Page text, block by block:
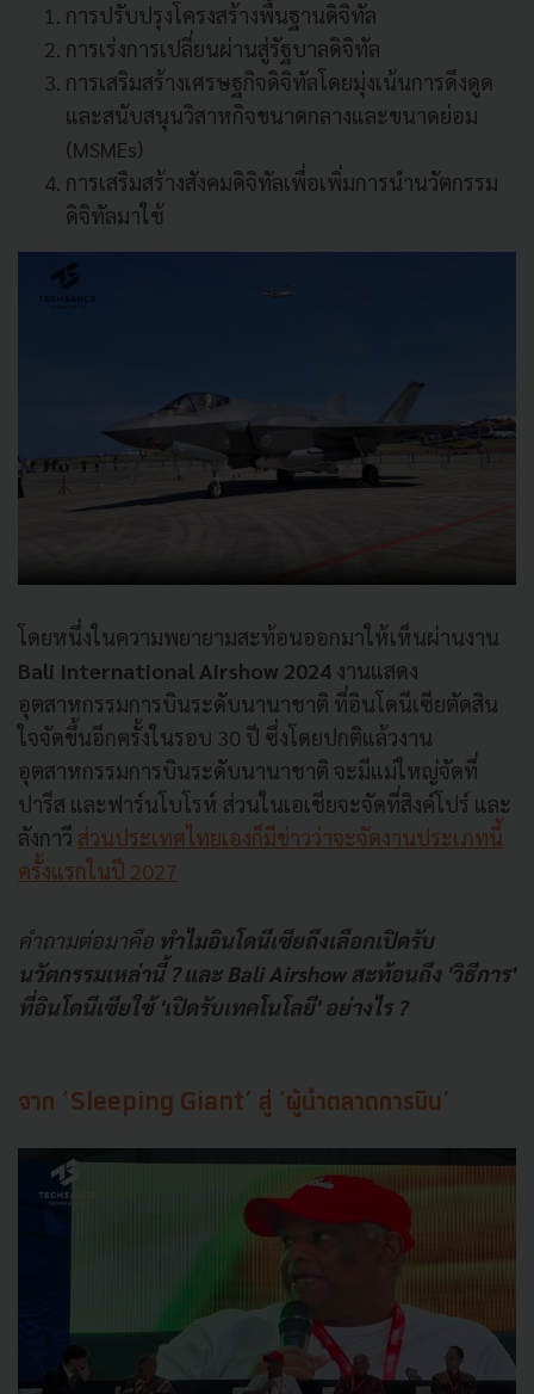
การปรับปรุงโครงสร้างพื้นฐานดิจิทัล
การเร่งการเปลี่ยนผ่านสู่รัฐบาลดิจิทัล
การเสริมสร้างเศรษฐกิจดิจิทัลโดยมุ่งเน้นการดึงดูด
และสนับสนุนวิสาหกิจขนาดกลางและขนาดย่อม
(MSMEs)
การเสริมสร้างสังคมดิจิทัลเพื่อเพิ่มการนำนวัตกรรม
ดิจิทัลมาใช้
โดยหนึ่งในความพยายามสะท้อนออกมาให้เห็นผ่านงาน
Bali International Airshow 2024 งานแสดง
อุตสาหกรรมการบินระดับนานาชาติ ที่อินโดนีเซียตัดสิน
ใจจัดขึ้นอีกครั้งในรอบ 30 ปี ซึ่งโดยปกติแล้วงาน
อุตสาหกรรมการบินระดับนานาชาติ จะมีแม่ใหญ่จัดที่
ปารีส และฟาร์นโบโรห์ ส่วนในเอเชียจะจัดที่สิงค์โปร์ และ
ลังกาวี ส่วนประเทศไทยเองก็มีข่าวว่าจะจัดงานประเภทนี้
ครั้งแรกในปี 2027
คำถามต่อมาคือ ทำไมอินโดนีเซียถึงเลือกเปิดรับ
นวัตกรรมเหล่านี้ ? และ Bali Airshow สะท้อนถึง 'วิธีการ'
ที่อินโดนีเซียใช้ 'เปิดรับเทคโนโลยี' อย่างไร ?
จาก ‘Sleeping Giant’ สู่ ‘ผู้นำตลาดการบิน’